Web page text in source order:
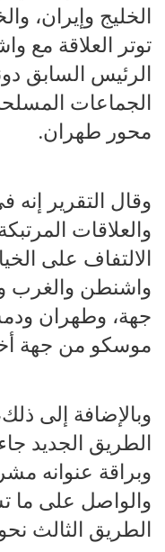
الخليج وإيران،
توتر العلاقة مع
الرئيس السابق
الجماعات
محور طهران.
وقال التقرير
والعلاقات
الالتفاف على
واشنطن والغرب
جهة، وطهران
موسكو من جهة
وبالإضافة إلى
الطريق الجديد
وبراقة عنوانه
والواصل على ما
الطريق الثالث